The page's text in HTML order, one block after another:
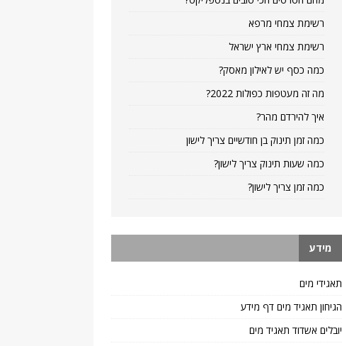
רשימת צמחי מרפא
רשימת צמחי ארץ ישראל
כמה כסף יש לאילון מאסק?
מה זה מעטפות כפולות 2022?
איך להירדם מהר?
כמה זמן תינוק בן חודשיים צריך לישון
כמה שעות תינוק צריך לישון?
כמה זמן צריך לישון?
מידע
תאגידי מים
הגיחון תאגיד מים דף מידע
יובלים אשדוד תאגיד מים